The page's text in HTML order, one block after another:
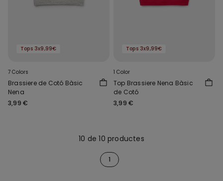
Tops 3x9,99€
7 Colors
Brassiere de Cotó Bàsic
Nena
3,99 €
Tops 3x9,99€
1 Color
Top Brassiere Nena Bàsic
de Cotó
3,99 €
10 de 10 productes
1